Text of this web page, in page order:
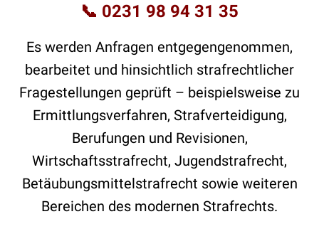
📞 0231 98 94 31 35
Es werden Anfragen entgegengenommen,
bearbeitet und hinsichtlich strafrechtlicher
Fragestellungen geprüft – beispielsweise zu
Ermittlungsverfahren, Strafverteidigung,
Berufungen und Revisionen,
Wirtschaftsstrafrecht, Jugendstrafrecht,
Betäubungsmittelstrafrecht sowie weiteren
Bereichen des modernen Strafrechts.